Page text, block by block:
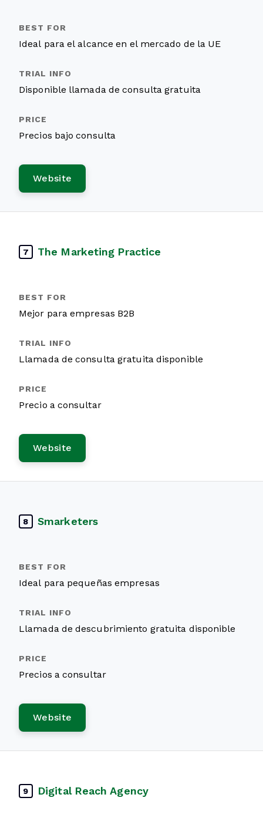
Ideal para el alcance en el mercado de la UE
Disponible llamada de consulta gratuita
Precios bajo consulta
Website
7 The Marketing Practice
Mejor para empresas B2B
Llamada de consulta gratuita disponible
Precio a consultar
Website
8 Smarketers
Ideal para pequeñas empresas
Llamada de descubrimiento gratuita disponible
Precios a consultar
Website
9 Digital Reach Agency